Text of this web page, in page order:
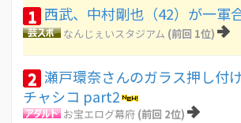
1 西武、中村剛也（42）が一軍
なんじぇいスタジアム (前回 1位)
2 瀬戸環奈さんのガラス押し付
チャシコ part2
お宝エログ幕府 (前回 2位)